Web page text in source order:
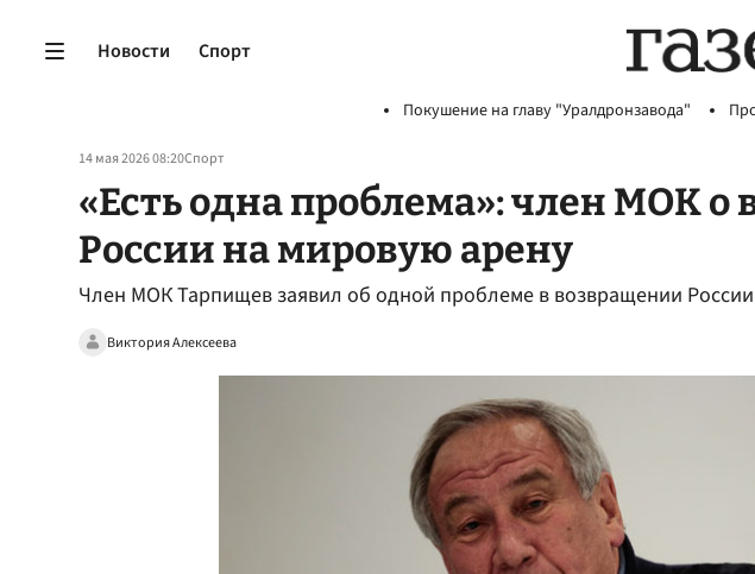
Новости Спорт
Покушение на главу "Уралдронзавода"
14 мая 2026 08:20Спорт
«Есть одна проблема»: член МОК о
России на мировую арену
Член МОК Тарпищев заявил об одной проблеме в возвращении России
Виктория Алексеева